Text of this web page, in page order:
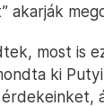
akarják
most is
ki